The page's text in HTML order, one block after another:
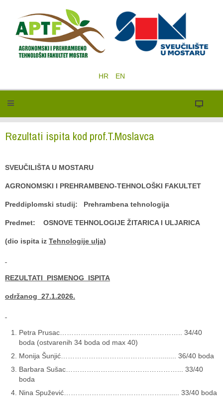
HR EN
Rezultati ispita kod prof.T.Moslavca
SVEUČILIŠTA U MOSTARU
AGRONOMSKI I PREHRAMBENO-TEHNOLOŠKI FAKULTET
Preddiplomski studij: Prehrambena tehnologija
Predmet: OSNOVE TEHNOLOGIJE ŽITARICA I ULJARICA
(dio ispita iz Tehnologije ulja)
REZULTATI PISMENOG ISPITA
održanog 27.1.2026.
Petra Prusac…………………………………………….. 34/40
boda (ostvarenih 34 boda od max 40)
Monija Šunjić……………………………………......... 36/40 boda
Barbara Sušac…………………………………………... 33/40
boda
Nina Spužević……………………………………......... 33/40 boda